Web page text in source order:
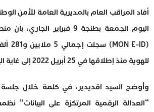
أفاد المراقب العام بالمديرية العامة للأمن
اليوم الجمعة بطنجة 9 فبراير
للهوية منذ إطلاقها في 25 أبريل 2022 إلى غاية اليوم.
وأوضح السيد اقديدير، في كلمة خلال
“العدالة الرقمية المرتكزة على البيانات”